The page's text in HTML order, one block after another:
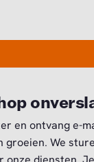
en ontvang e-
groeien. We